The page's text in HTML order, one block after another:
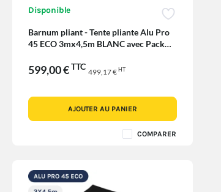
Disponible
Barnum pliant - Tente pliante Alu Pro
45 ECO 3mx4,5m BLANC avec Pack
599,00 €TTC
499,17 €HT
AJOUTER AU PANIER
COMPARER